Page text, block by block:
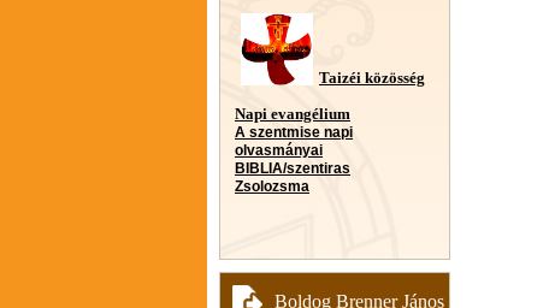
Taizéi közösség
Napi evangélium
A szentmise napi
olvasmányai
BIBLIA/szentiras
Zsolozsma
Boldog Brenner János